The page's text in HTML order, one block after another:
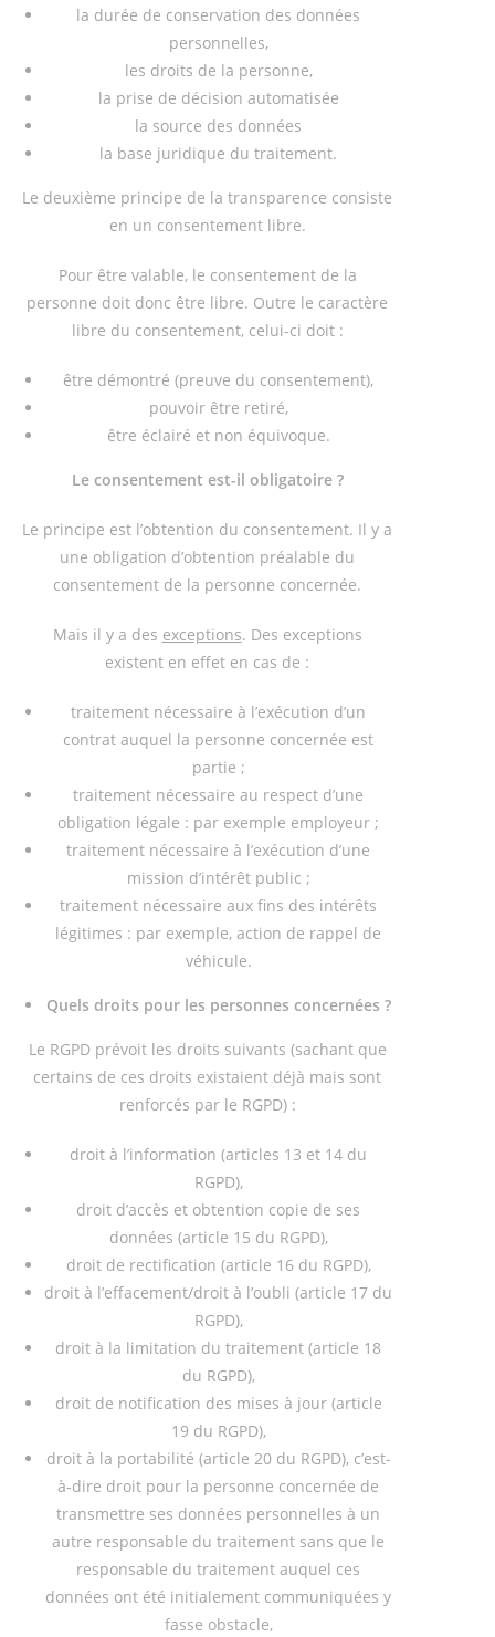
la durée de conservation des données
personnelles,
les droits de la personne,
la prise de décision automatisée
la source des données
la base juridique du traitement.
Le deuxième principe de la transparence consiste
en un consentement libre.
Pour être valable, le consentement de la
personne doit donc être libre. Outre le caractère
libre du consentement, celui-ci doit :
être démontré (preuve du consentement),
pouvoir être retiré,
être éclairé et non équivoque.
Le consentement est-il obligatoire ?
Le principe est l’obtention du consentement. Il y a
une obligation d’obtention préalable du
consentement de la personne concernée.
Mais il y a des exceptions. Des exceptions
existent en effet en cas de :
traitement nécessaire à l’exécution d’un
contrat auquel la personne concernée est
partie ;
traitement nécessaire au respect d’une
obligation légale : par exemple employeur ;
traitement nécessaire à l’exécution d’une
mission d’intérêt public ;
traitement nécessaire aux fins des intérêts
légitimes : par exemple, action de rappel de
véhicule.
Quels droits pour les personnes concernées ?
Le RGPD prévoit les droits suivants (sachant que
certains de ces droits existaient déjà mais sont
renforcés par le RGPD) :
droit à l’information (articles 13 et 14 du
RGPD),
droit d’accès et obtention copie de ses
données (article 15 du RGPD),
droit de rectification (article 16 du RGPD),
droit à l’effacement/droit à l’oubli (article 17 du
RGPD),
droit à la limitation du traitement (article 18
du RGPD),
droit de notification des mises à jour (article
19 du RGPD),
droit à la portabilité (article 20 du RGPD), c’est-
à-dire droit pour la personne concernée de
transmettre ses données personnelles à un
autre responsable du traitement sans que le
responsable du traitement auquel ces
données ont été initialement communiquées y
fasse obstacle,